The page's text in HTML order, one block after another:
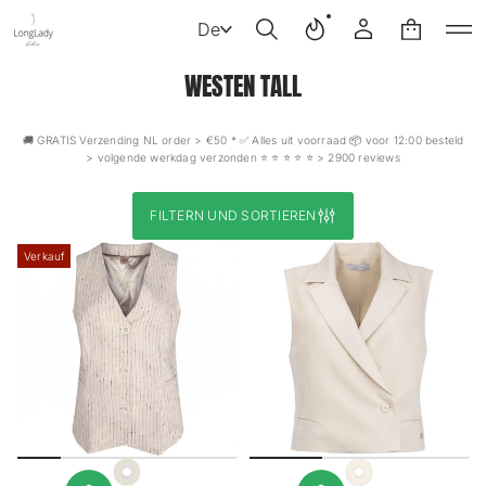
De
WESTEN TALL
🚚 GRATIS Verzending NL order > €50 * ✅ Alles uit voorraad 📦 voor 12:00 besteld
> volgende werkdag verzonden ⭐️ ⭐️ ⭐️ ⭐️ ⭐️ > 2900 reviews
FILTERN UND SORTIEREN
Verkauf
Lichtbeige Offwhite